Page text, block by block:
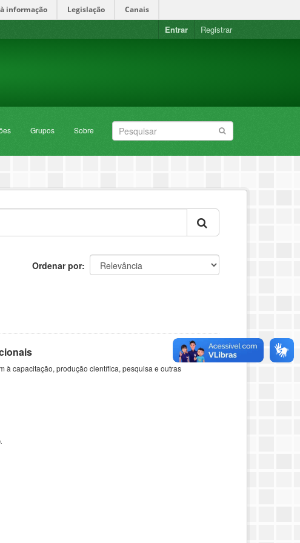
informação Legislação Canais
Entrar Registrar
Grupos Sobre
Ordenar por
à capacitação, produção científica, pesquisa e outras